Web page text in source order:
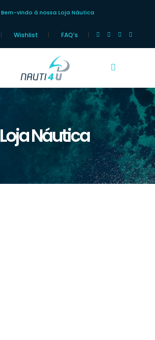
Bem-vindo à nossa Loja Náutica
Wishlist FAQ’s
Loja Náutica